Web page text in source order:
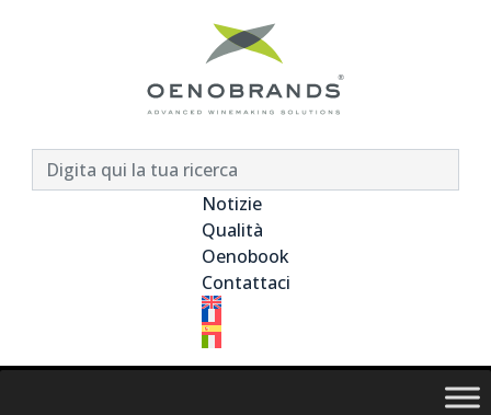
Notizie
Qualità
Oenobook
Contattaci